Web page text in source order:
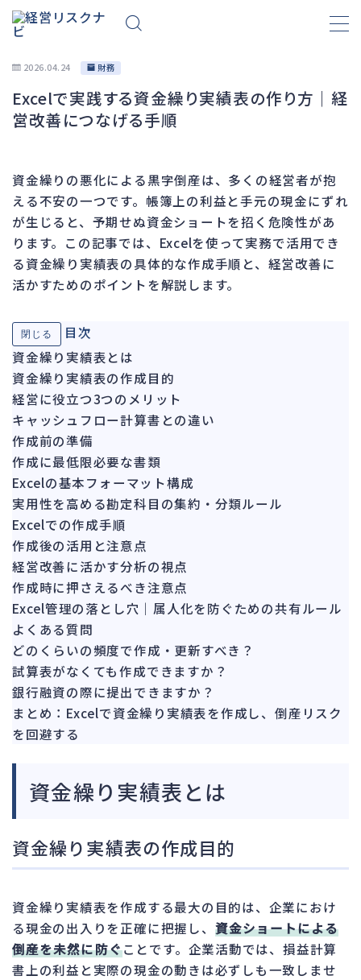
財務 663
資金繰り 192
資産売却 193
法務
差押・強制執行 227
法令違反・行政処分 316
訴訟・不正 283
経営 157
ガバナンス 90
再建準備 67
人事労務 562
人件費 20
労災・ハラスメント
解雇・退職 131
事業運営
品質・リコール 49
情報漏洩・サイバー
事業再編 69
手続 664
私的整理 142
換価・競売 54
2026.04.24 財務
Excelで実践する資金繰り実績表の作り方｜経
営改善につなげる手順
資金繰りの悪化による黒字倒産は、多くの経営者が抱
える不安の一つです。帳簿上の利益と手元の現金にずれ
が生じると、予期せぬ資金ショートを招く危険性があ
ります。この記事では、Excelを使って実務で活用でき
る資金繰り実績表の具体的な作成手順と、経営改善に
活かすためのポイントを解説します。
閉じる
目次
資金繰り実績表とは
資金繰り実績表の作成目的
経営に役立つ3つのメリット
キャッシュフロー計算書との違い
作成前の準備
作成に最低限必要な書類
Excelの基本フォーマット構成
実用性を高める勘定科目の集約・分類ルール
Excelでの作成手順
作成後の活用と注意点
経営改善に活かす分析の視点
作成時に押さえるべき注意点
Excel管理の落とし穴｜属人化を防ぐための共有ルール
よくある質問
どのくらいの頻度で作成・更新すべき？
試算表がなくても作成できますか？
銀行融資の際に提出できますか？
まとめ：Excelで資金繰り実績表を作成し、倒産リスク
を回避する
資金繰り実績表とは
資金繰り実績表の作成目的
資金繰り実績表を作成する最大の目的は、企業におけ
る現金の出入りを正確に把握し、 資金ショートによる
倒産を未然に防ぐことです。企業活動では、損益計算
書上の利益と実際の現金の動きは必ずしも一致しませ